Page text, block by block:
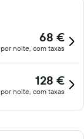
68 €
por noite, com taxas
128 €
por noite, com taxas